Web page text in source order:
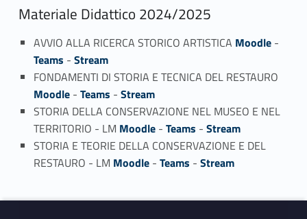
Materiale Didattico 2024/2025
AVVIO ALLA RICERCA STORICO ARTISTICA Moodle-
Teams - Stream
FONDAMENTI DI STORIA E TECNICA DEL RESTAURO
Moodle- Teams - Stream
STORIA DELLA CONSERVAZIONE NEL MUSEO E NEL
TERRITORIO - LM Moodle- Teams - Stream
STORIA E TEORIE DELLA CONSERVAZIONE E DEL
RESTAURO - LM Moodle- Teams - Stream